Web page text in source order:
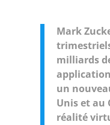
Mark
milliards
un
Unis et au
réalité